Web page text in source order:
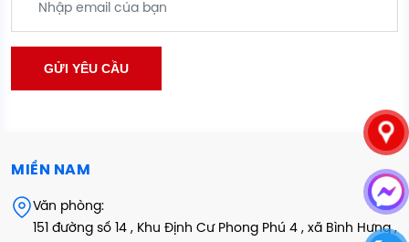
MIỀN NAM
Văn phòng:
151 đường số 14 , Khu Định Cư Phong Phú 4 , xã Bình Hưng ,